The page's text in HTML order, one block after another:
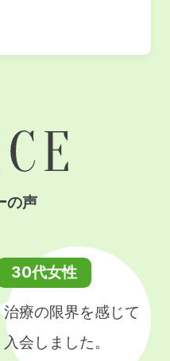
の声
30代女性
治療の限界を感じて
入会しました。